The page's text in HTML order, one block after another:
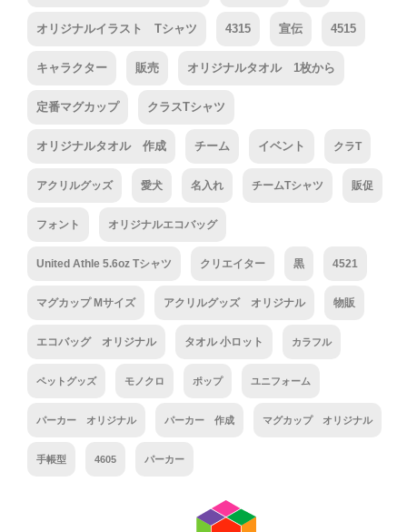
オリジナルイラスト Tシャツ 4315 宣伝 4515
キャラクター 販売 オリジナルタオル 1枚から
定番マグカップ クラスTシャツ
オリジナルタオル 作成 チーム イベント クラT
アクリルグッズ 愛犬 名入れ チームTシャツ 販促
フォント オリジナルエコバッグ
United Athle 5.6oz Tシャツ クリエイター 黒 4521
マグカップ Mサイズ アクリルグッズ オリジナル 物販
エコバッグ オリジナル タオル 小ロット カラフル
ペットグッズ モノクロ ポップ ユニフォーム
パーカー オリジナル パーカー 作成 マグカップ オリジナル
手帳型 4605 パーカー